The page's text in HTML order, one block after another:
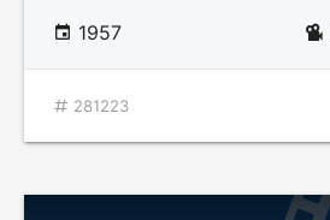
1957
281223